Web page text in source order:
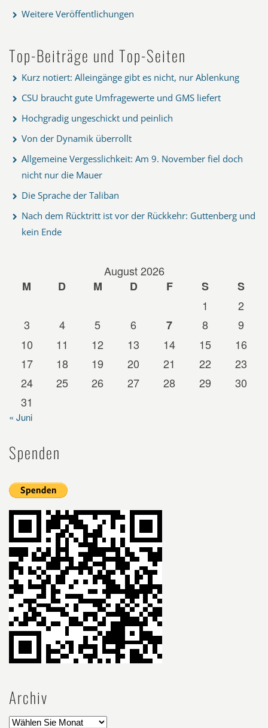
Weitere Veröffentlichungen
Top-Beiträge und Top-Seiten
Kurz notiert: Alleingänge gibt es nicht, nur Ablenkung
CSU braucht gute Umfragewerte und GMS liefert
Hochgradig ungeschickt und peinlich
Von der Dynamik überrollt
Allgemeine Vergesslichkeit: Am 9. November fiel doch
nicht nur die Mauer
Die Sprache der Taliban
Nach dem Rücktritt ist vor der Rückkehr: Guttenberg und
kein Ende
August 2026
M
D M D F S
S
1
2
3
4 5 6 7 8
9
10
11 12 13 14 15
16
17
18 19 20 21 22
23
24
25 26 27 28 29
30
31
« Juni
Spenden
Archiv